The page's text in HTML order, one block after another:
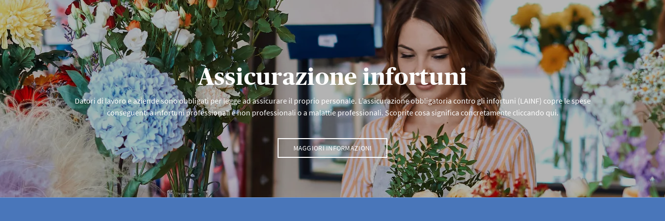
gratuitamente. Ogni SafetyKit tratta in forma facilmente comprensibile e concisa un tema
infortunistico diverso. Il personale scopre così quali sono i principali rischi d’infortunio
durante un’escursione o a quali aspetti occorre prestare attenzione nel fai da te.
Ulteriori informazioni sui SafetyKit
Assicurazione infortuni
Datori di lavoro e aziende sono obbligati per legge ad assicurare il proprio personale. L’assicurazione obbligatoria contro gli infortuni (LAINF) copre le spese
conseguenti a infortuni professionali e non professionali o a malattie professionali. Scoprite cosa significa concretamente cliccando qui.
MAGGIORI INFORMAZIONI